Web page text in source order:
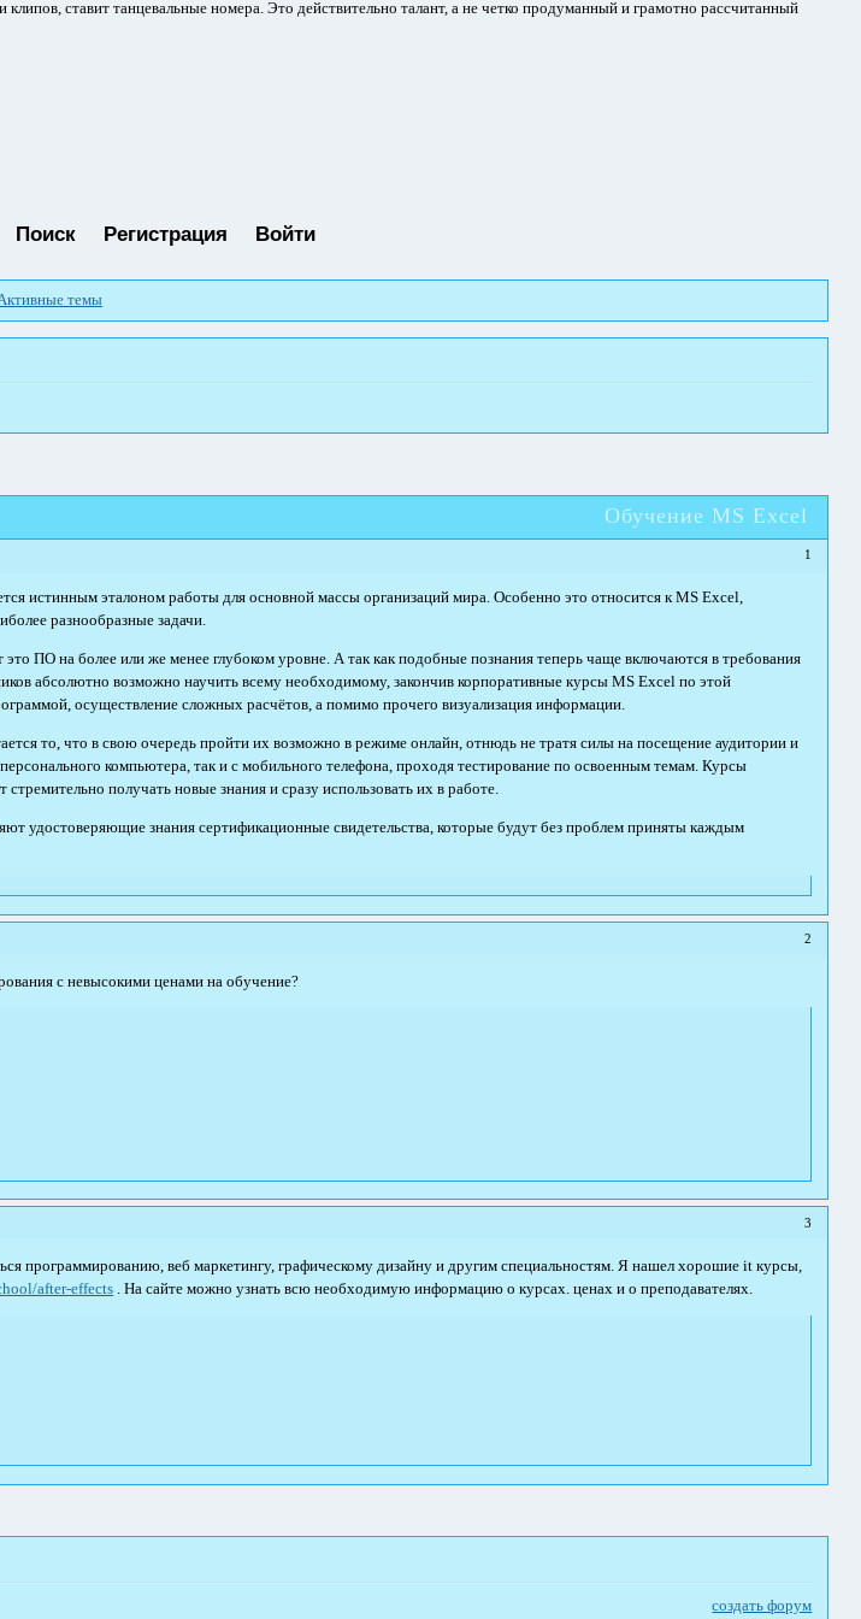
ставит танцевальные номера. Это действительно талант, а не четко продуманный и грамотно рассчитанный
Поиск Регистрация Войти
темы
Обучение MS Excel
1
истинным эталоном работы для основной массы организаций мира. Особенно это относится к MS Excel,
разнообразные задачи.
ПО на более или же менее глубоком уровне. А так как подобные познания теперь чаще включаются в требования
абсолютно возможно научить всему необходимому, закончив корпоративные курсы MS Excel по этой
осуществление сложных расчётов, а помимо прочего визуализация информации.
то, что в свою очередь пройти их возможно в режиме онлайн, отнюдь не тратя силы на посещение аудитории и
компьютера, так и с мобильного телефона, проходя тестирование по освоенным темам. Курсы
получать новые знания и сразу использовать их в работе.
удостоверяющие знания сертификационные свидетельства, которые будут без проблем приняты каждым
2
с невысокими ценами на обучение?
3
программированию, веб маркетингу, графическому дизайну и другим специальностям. Я нашел хорошие it курсы,
after-effects . На сайте можно узнать всю необходимую информацию о курсах. ценах и о преподавателях.
создать форум